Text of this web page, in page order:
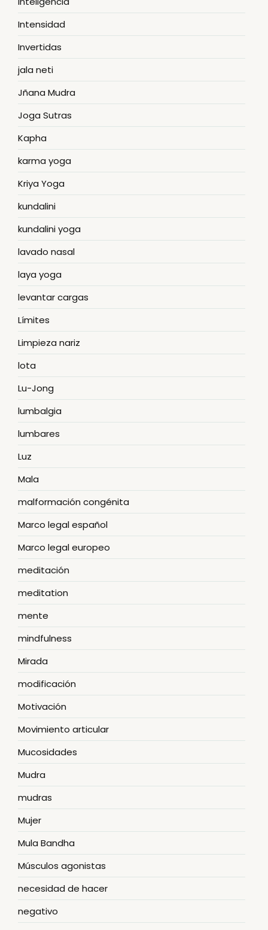
Intensidad
Invertidas
jala neti
Jñana Mudra
Joga Sutras
Kapha
karma yoga
Kriya Yoga
kundalini
kundalini yoga
lavado nasal
laya yoga
levantar cargas
Límites
Limpieza nariz
lota
Lu-Jong
lumbalgia
lumbares
Luz
Mala
malformación congénita
Marco legal español
Marco legal europeo
meditación
meditation
mente
mindfulness
Mirada
modificación
Motivación
Movimiento articular
Mucosidades
Mudra
mudras
Mujer
Mula Bandha
Músculos agonistas
necesidad de hacer
negativo